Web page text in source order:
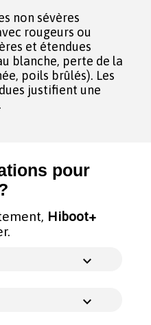
non sévères
rougeurs ou
et étendues
blanche, perte de la
poils brûlés). Les
justifient une
pour
Hiboot+